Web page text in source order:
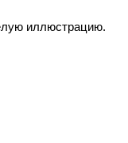
иллюстрацию.